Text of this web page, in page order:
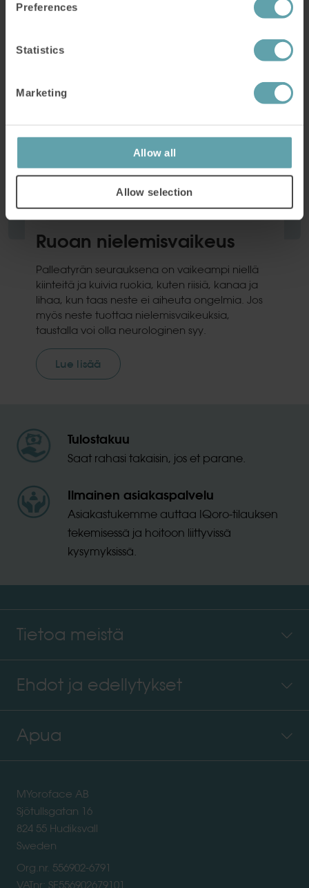
Preferences
Statistics
Marketing
Allow all
Allow selection
Ruoan nielemisvaikeus
Palleatyrän seurauksena on vaikeampi niellä
kiinteitä ja kuivia ruokia, kuten riisiä, kanaa ja
lihaa, kun taas neste ei aiheuta ongelmia. Jos
myös neste tuottaa nielemisvaikeuksia,
taustalla voi olla neurologinen syy.
Lue lisää
Tulostakuu
Saat rahasi takaisin, jos et parane.
Ilmainen asiakaspalvelu
Asiakastukemme auttaa IQoro-tilauksen
tekemisessä ja hoitoon liittyvissä
kysymyksissä.
Tietoa meistä
Ehdot ja edellytykset
Apua
MYoroface AB
Sjötullsgatan 16
824 55 Hudiksvall
Sweden
Org.nr. 556902-6791
VATnr: SE556902679101